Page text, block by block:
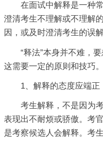
在面试中解释是一种
澄清考生不理解或不理解
因，或及时澄清考生的误解
“释法”本身并不难，
这需要一定的原则和技巧。
1、解释的态度应端正
考生解释，不是因为
表现出不耐烦或骄傲。考
是考察候选人会解释。考